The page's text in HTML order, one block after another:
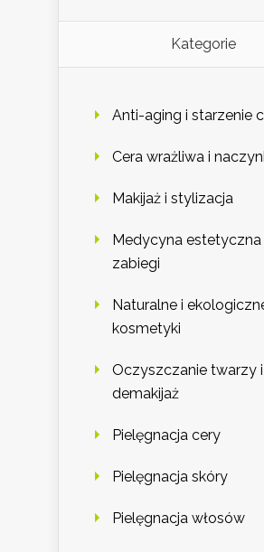
Kategorie
Anti-aging i starzenie
Cera wrażliwa i
Makijaż i stylizacja
Medycyna estetyczna
zabiegi
Naturalne i
kosmetyki
Oczyszczanie twarzy i
demakijaż
Pielęgnacja cery
Pielęgnacja skóry
Pielęgnacja włosów